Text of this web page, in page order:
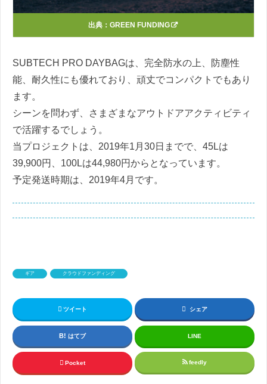
出典： GREEN FUNDING
SUBTECH PRO DAYBAGは、完全防水の上、防塵性
能、耐久性にも優れており、頑丈でコンパクトでもあり
ます。
シーンを問わず、さまざまなアウトドアアクティビティ
で活躍するでしょう。
当プロジェクトは、2019年1月30日までで、45Lは
39,900円、100Lは44,980円からとなっています。
予定発送時期は、2019年4月です。
ギア クラウドファンディング
ツイート シェア
はてブ LINE
Pocket feedly